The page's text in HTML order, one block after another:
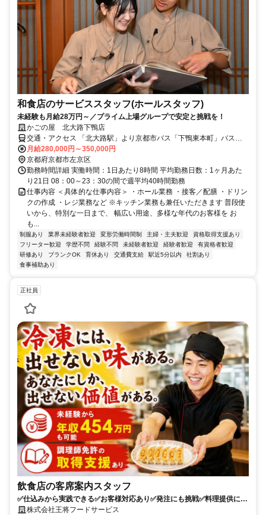
和食店のサービススタッフ(ホールスタッフ)
未経験も月給28万円～／プライム上場グループで安定と挑戦を！
かごの屋 北大路下鴨店
交通・アクセス 「北大路駅」より京都市バス「下鴨東本町」バス停
徒歩1分
月給280,000円～350,000円
京都府京都市左京区
勤務時間詳細 実働時間：1日あたり8時間 平均勤務日数：1ヶ月あた
り21日 08：00～23：30の間で週平均40時間勤務
仕事内容 ＜具体的な仕事内容＞ ・ホール業務 ・接客／配膳 ・ドリン
クの作成 ・レジ業務など ※キッチン業務も兼任いただきます 普段使
いから、特別な一日まで、 幅広い用途、多様な年代のお客様を お
も...
制服あり 業界未経験者歓迎 変形労働時間制 主婦・主夫歓迎
資格取得支援あり
フリーター歓迎
学歴不問 経験不問 未経験者歓迎 経験者歓迎
有資格者歓迎
研修あり
ブランクOK 育休あり 交通費支給 駅近5分以内
社割あり
食事補助あり
正社員
飲食店の客席案内スタッフ
✅仕込みから実践できる✅お客様対応あり✅発注にも挑戦✅料理提供に関
われる✅仕込みを実践的に経験
株式会社王将フードサービス